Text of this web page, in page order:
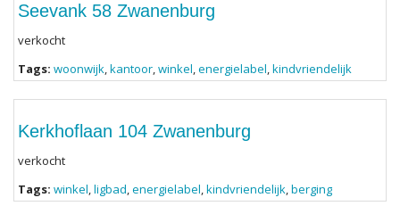
Seevank 58 Zwanenburg
verkocht
Tags: woonwijk,kantoor,winkel,energielabel,kindvriendelijk
Kerkhoflaan 104 Zwanenburg
verkocht
Tags: winkel,ligbad,energielabel,kindvriendelijk,berging